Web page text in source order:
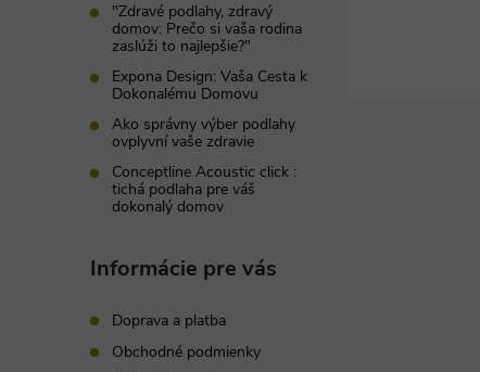
"Zdravé podlahy, zdravý
domov: Prečo si vaša rodina
zaslúži to najlepšie?"
Expona Design: Vaša Cesta k
Dokonalému Domovu
Ako správny výber podlahy
ovplyvní vaše zdravie
Conceptline Acoustic click :
tichá podlaha pre váš
dokonalý domov
Informácie pre vás
Doprava a platba
Obchodné podmienky